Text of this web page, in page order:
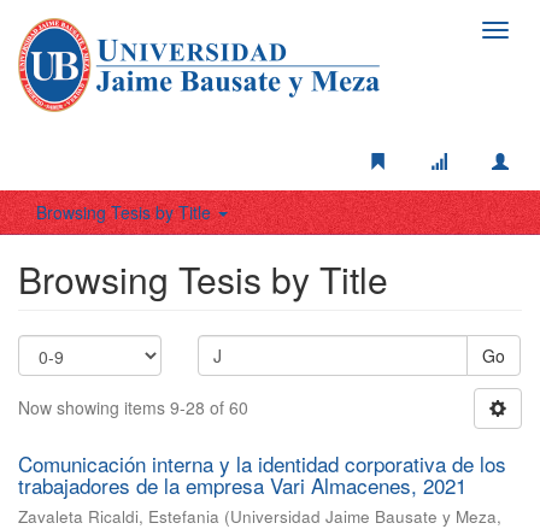
Browsing Tesis by Title
Browsing Tesis by Title
Go
Now showing items 9-28 of 60
Comunicación interna y la identidad corporativa de los
trabajadores de la empresa Vari Almacenes, 2021
Zavaleta Ricaldi, Estefania (Universidad Jaime Bausate y Meza,